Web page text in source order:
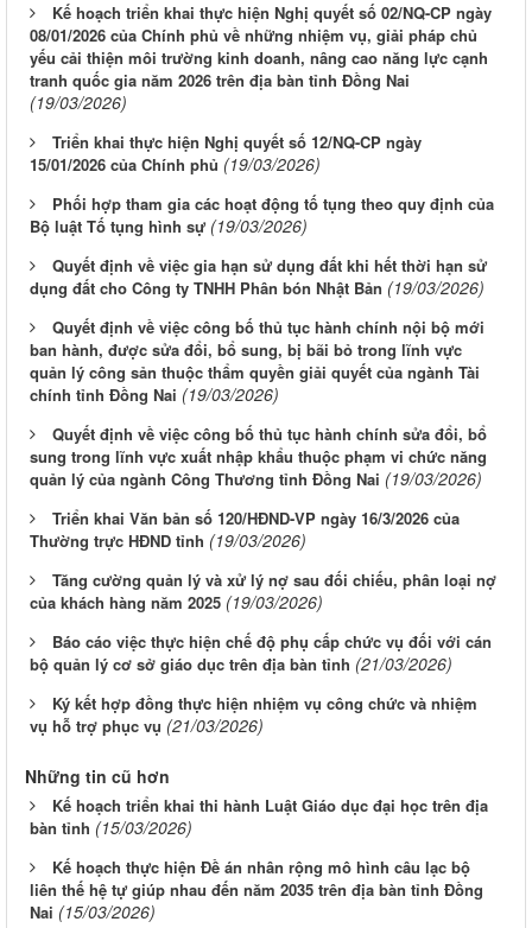
Kế hoạch triển khai thực hiện Nghị quyết số 02/NQ-CP ngày
08/01/2026 của Chính phủ về những nhiệm vụ, giải pháp chủ
yếu cải thiện môi trường kinh doanh, nâng cao năng lực cạnh
tranh quốc gia năm 2026 trên địa bàn tỉnh Đồng Nai
(19/03/2026)
Triển khai thực hiện Nghị quyết số 12/NQ-CP ngày
15/01/2026 của Chính phủ (19/03/2026)
Phối hợp tham gia các hoạt động tố tụng theo quy định của
Bộ luật Tố tụng hình sự (19/03/2026)
Quyết định về việc gia hạn sử dụng đất khi hết thời hạn sử
dụng đất cho Công ty TNHH Phân bón Nhật Bản (19/03/2026)
Quyết định về việc công bố thủ tục hành chính nội bộ mới
ban hành, được sửa đổi, bổ sung, bị bãi bỏ trong lĩnh vực
quản lý công sản thuộc thẩm quyền giải quyết của ngành Tài
chính tỉnh Đồng Nai (19/03/2026)
Quyết định về việc công bố thủ tục hành chính sửa đổi, bổ
sung trong lĩnh vực xuất nhập khẩu thuộc phạm vi chức năng
quản lý của ngành Công Thương tỉnh Đồng Nai (19/03/2026)
Triển khai Văn bản số 120/HĐND-VP ngày 16/3/2026 của
Thường trực HĐND tỉnh (19/03/2026)
Tăng cường quản lý và xử lý nợ sau đối chiếu, phân loại nợ
của khách hàng năm 2025 (19/03/2026)
Báo cáo việc thực hiện chế độ phụ cấp chức vụ đối với cán
bộ quản lý cơ sở giáo dục trên địa bàn tỉnh (21/03/2026)
Ký kết hợp đồng thực hiện nhiệm vụ công chức và nhiệm
vụ hỗ trợ phục vụ (21/03/2026)
Những tin cũ hơn
Kế hoạch triển khai thi hành Luật Giáo dục đại học trên địa
bàn tỉnh (15/03/2026)
Kế hoạch thực hiện Đề án nhân rộng mô hình câu lạc bộ
liên thế hệ tự giúp nhau đến năm 2035 trên địa bàn tỉnh Đồng
Nai (15/03/2026)